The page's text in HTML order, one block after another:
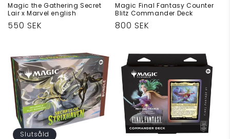
Magic the Gathering Secret
Lair x Marvel english
Ordinarie
550 SEK
Magic Final Fantasy Counter
Blitz Commander Deck
Ordinarie
800 SEK
Slutsåld